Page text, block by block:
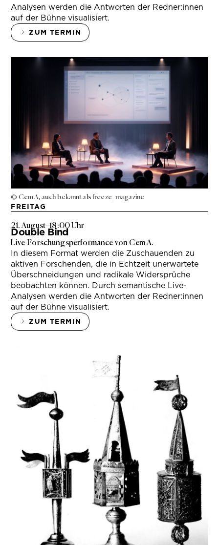
Analysen werden die Antworten der Redner:innen
auf der Bühne visualisiert.
ZUM TERMIN
© Cem A, auch bekannt als freeze_magazine
FREITAG
21. August–18:00 Uhr
Double Bind
Live-Forschungsperformance von Cem A.
In diesem Format werden die Zuschauenden zu
aktiven Forschenden, die in Echtzeit unerwartete
Überschneidungen und radikale Widersprüche
beobachten können. Durch semantische Live-
Analysen werden die Antworten der Redner:innen
auf der Bühne visualisiert.
ZUM TERMIN